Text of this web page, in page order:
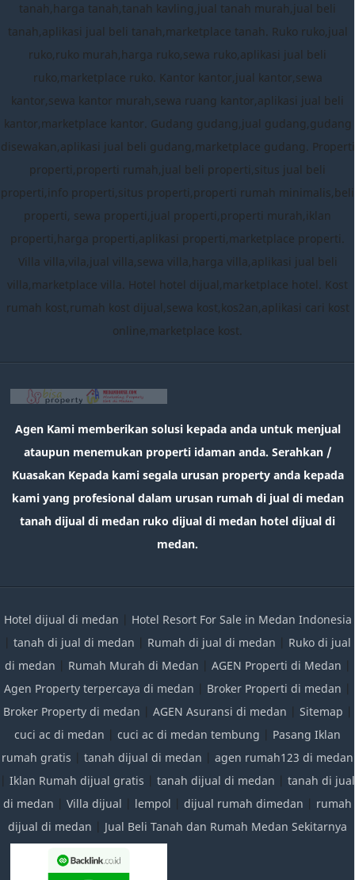
tanah,harga tanah,tanah kavling,jual tanah murah,jual beli
tanah,aplikasi jual beli tanah,marketplace tanah. Ruko ruko,jual
ruko,ruko murah,harga ruko,sewa ruko,aplikasi jual beli
ruko,marketplace ruko. Kantor kantor,jual kantor,sewa
kantor,sewa kantor murah,sewa ruang kantor,aplikasi jual beli
kantor,marketplace kantor. Gudang gudang,jual gudang,gudang
disewakan,aplikasi jual beli gudang,marketplace gudang. Properti
properti,properti rumah,jual beli properti,situs jual beli
properti,info properti,situs properti,properti rumah minimalis,beli
properti, sewa properti,jual properti,properti murah,iklan
properti,harga properti,aplikasi properti,marketplace properti.
Villa villa,vila,jual villa,sewa villa,harga villa,aplikasi jual beli
villa,marketplace villa. Hotel hotel dijual,marketplace hotel. Kost
rumah kost,rumah kost dijual,sewa kost,kos2an,aplikasi cari kost
online,marketplace kost.
Agen Kami memberikan solusi kepada anda untuk menjual
ataupun menemukan properti idaman anda. Serahkan /
Kuasakan Kepada kami segala urusan property anda kepada
kami yang profesional dalam urusan rumah di jual di medan
tanah dijual di medan ruko dijual di medan hotel dijual di
medan.
Hotel dijual di medan | Hotel Resort For Sale in Medan Indonesia
| tanah di jual di medan | Rumah di jual di medan | Ruko di jual
di medan | Rumah Murah di Medan | AGEN Properti di Medan |
Agen Property terpercaya di medan | Broker Properti di medan |
Broker Property di medan | AGEN Asuransi di medan | Sitemap |
cuci ac di medan | cuci ac di medan tembung | Pasang Iklan
rumah gratis | tanah dijual di medan | agen rumah123 di medan
| Iklan Rumah dijual gratis | tanah dijual di medan | tanah di jual
di medan | Villa dijual | lempol | dijual rumah dimedan | rumah
dijual di medan | Jual Beli Tanah dan Rumah Medan Sekitarnya